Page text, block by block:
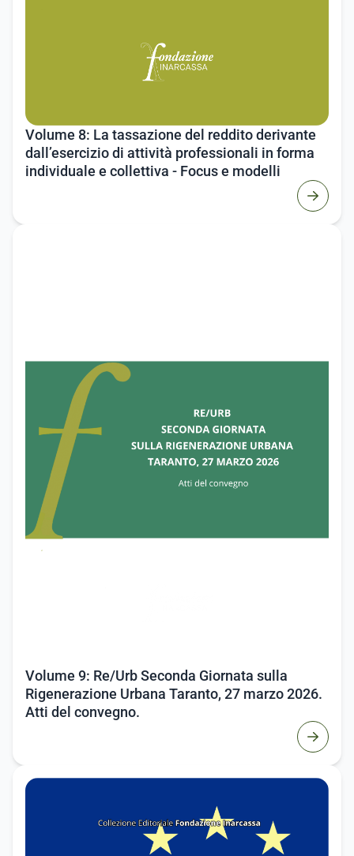
Volume 8: La tassazione del reddito derivante
dall’esercizio di attività professionali in forma
individuale e collettiva - Focus e modelli
Volume 9: Re/Urb Seconda Giornata sulla
Rigenerazione Urbana Taranto, 27 marzo 2026.
Atti del convegno.